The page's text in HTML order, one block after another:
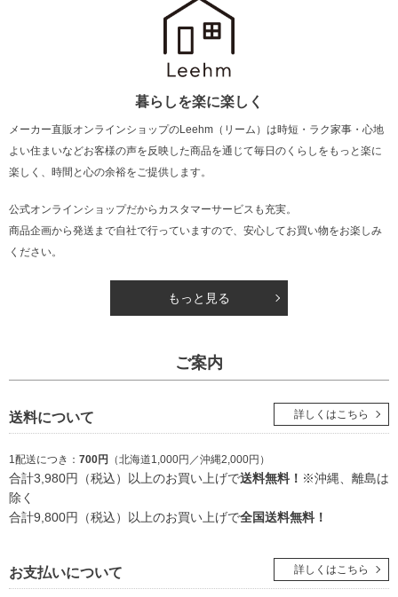
暮らしを楽に楽しく
メーカー直販オンラインショップのLeehm（リーム）は時短・ラク家事・心地
よい住まいなどお客様の声を反映した商品を通じて毎日のくらしをもっと楽に
楽しく、時間と心の余裕をご提供します。
公式オンラインショップだからカスタマーサービスも充実。
商品企画から発送まで自社で行っていますので、安心してお買い物をお楽しみ
ください。
もっと見る
ご案内
送料について
1配送につき： 700円 （北海道1,000円／沖縄2,000円）
合計3,980円（税込）以上のお買い上げで送料無料！ ※沖縄、離島は
除く
合計9,800円（税込）以上のお買い上げで全国送料無料！
詳しくはこちら
お支払いについて 詳しくはこちら